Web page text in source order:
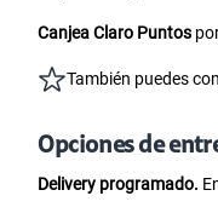
Canjea Claro Puntos
También puedes
Opciones de
Delivery programado.